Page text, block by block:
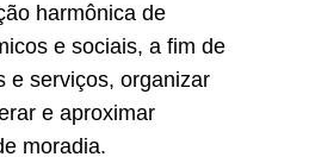
harmônica de
e sociais, a fim de
e serviços, organizar
e aproximar
moradia.